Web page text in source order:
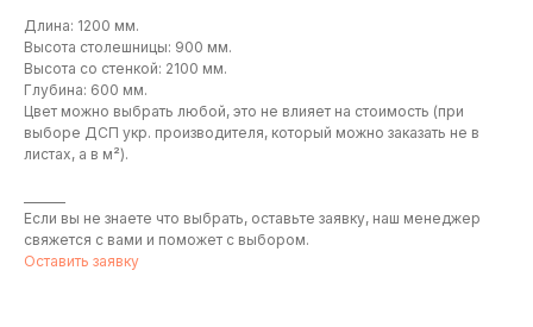
Длина: 1200 мм.
Высота столешницы: 900 мм.
Высота со стенкой: 2100 мм.
Глубина: 600 мм.
Цвет можно выбрать любой, это не влияет на стоимость (при
выборе ДСП укр. производителя, который можно заказать не в
листах, а в м²).
Если вы не знаете что выбрать, оставьте заявку, наш менеджер
свяжется с вами и поможет с выбором.
Оставить заявку